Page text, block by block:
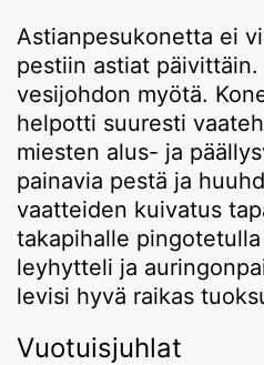
Astianpesukonetta ei
pestiin astiat
vesijohdon myötä.
helpotti suuresti
miesten alus- ja
painavia pestä ja
vaatteiden kuivatus
takapihalle
leyhytteli ja
levisi hyvä raikas
Vuotuisjuhlat